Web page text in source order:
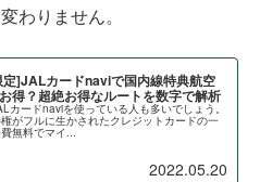
わりません。
]JALカードnaviで国内線特典航空
得？超絶お得なルートを数字で解析
カードnaviを使っている人も多いでしょう。
がフルに生かされたクレジットカードの一
無料でマイ...
2022.05.20